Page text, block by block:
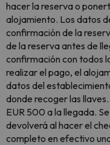
hacer la reserva o
alojamiento. Los datos
confirmación de la
de la reserva antes de
confirmación con todos
realizar el pago, el
datos del
donde recoger las
EUR 500 a la llegada.
devolverá al hacer el
completo en efectivo